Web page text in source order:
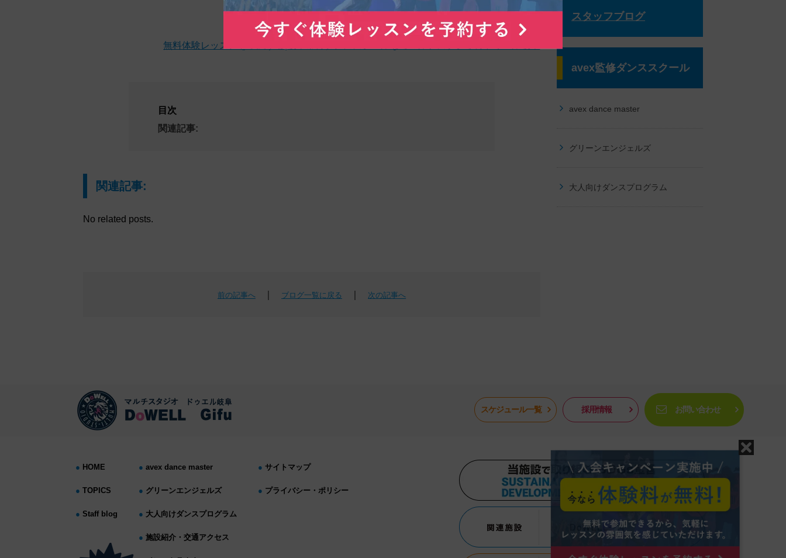
＼今なら体験料が無料、見学もOK！／
無料体験レッスンを予約する|岐阜市のダンススクールならマルチスタジオのドゥエル岐阜
目次
関連記事:
関連記事:
No related posts.
前の記事へ ブログ一覧に戻る 次の記事へ
スタッフブログ
avex監修ダンススクール
avex dance master
グリーンエンジェルズ
大人向けダンスプログラム
スケジュール一覧 採用情報 お問い合わせ
HOME
TOPICS
Staff blog
avex dance master
グリーンエンジェルズ
大人向けダンスプログラム
施設紹介・交通アクセス
サイトマップ
プライバシー・ポリシー